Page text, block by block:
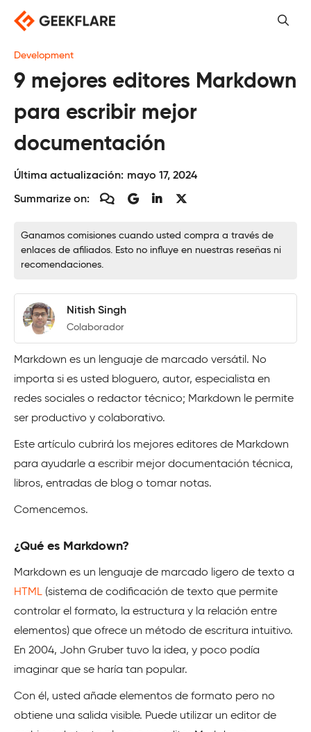
Saltar
contenido
Development
9 mejores editores Markdown
para escribir mejor
documentación
Última actualización: mayo 17, 2024
Summarize on:
Ganamos comisiones cuando usted compra a través de
enlaces de afiliados. Esto no influye en nuestras reseñas ni
recomendaciones.
Nitish Singh
Colaborador
Markdown es un lenguaje de marcado versátil. No
importa si es usted bloguero, autor, especialista en
redes sociales o redactor técnico; Markdown le permite
ser productivo y colaborativo.
Este artículo cubrirá los mejores editores de Markdown
para ayudarle a escribir mejor documentación técnica,
libros, entradas de blog o tomar notas.
Comencemos.
¿Qué es Markdown?
Markdown es un lenguaje de marcado ligero de texto a
HTML (sistema de codificación de texto que permite
controlar el formato, la estructura y la relación entre
elementos) que ofrece un método de escritura intuitivo.
En 2004, John Gruber tuvo la idea, y poco podía
imaginar que se haría tan popular.
Con él, usted añade elementos de formato pero no
obtiene una salida visible. Puede utilizar un editor de